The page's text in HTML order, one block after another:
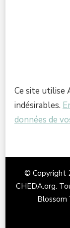
Ce site utilise
indésirables.
données de
© Copyright
CHEDA.org.
Blossom